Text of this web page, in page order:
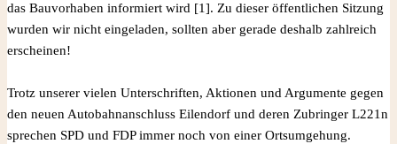
das Bauvorhaben informiert wird [1]. Zu dieser öffentlichen Sitzung
wurden wir nicht eingeladen, sollten aber gerade deshalb zahlreich
erscheinen!
Trotz unserer vielen Unterschriften, Aktionen und Argumente gegen
den neuen Autobahnanschluss Eilendorf und deren Zubringer L221n
sprechen SPD und FDP immer noch von einer Ortsumgehung.